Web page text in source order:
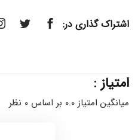
اشتراک گذاری در:
امتیاز :
میانگین امتیاز 0.0 بر اساس 0 نظر